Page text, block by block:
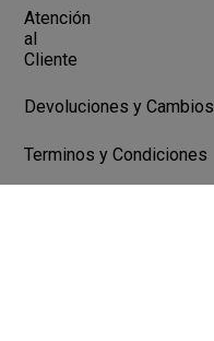
Atención
al
Cliente
Devoluciones y Cambios
Terminos y Condiciones